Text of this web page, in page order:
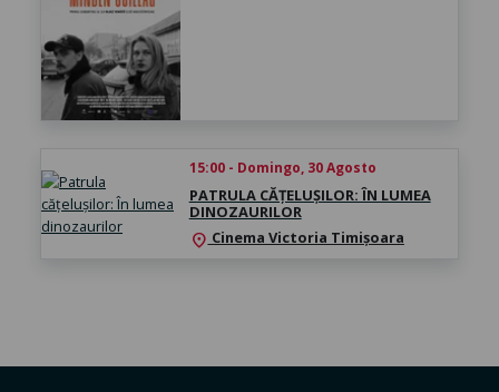
15:00 - Domingo, 30 Agosto
PATRULA CĂȚELUȘILOR: ÎN LUMEA
DINOZAURILOR
location_on Cinema Victoria Timișoara